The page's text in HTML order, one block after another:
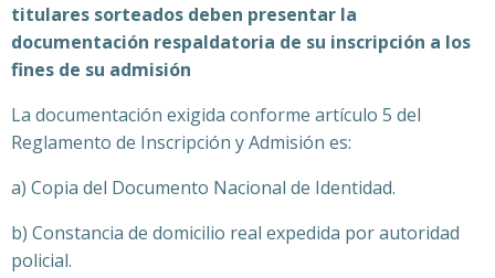
titulares sorteados deben presentar la
documentación respaldatoria de su inscripción a los
fines de su admisión
La documentación exigida conforme artículo 5 del
Reglamento de Inscripción y Admisión es:
a) Copia del Documento Nacional de Identidad.
b) Constancia de domicilio real expedida por autoridad
policial.